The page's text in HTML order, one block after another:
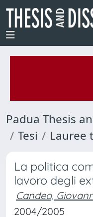
Padua Thesis
Tesi
Lauree
La politica
lavoro degli
Candeo,
2004/2005